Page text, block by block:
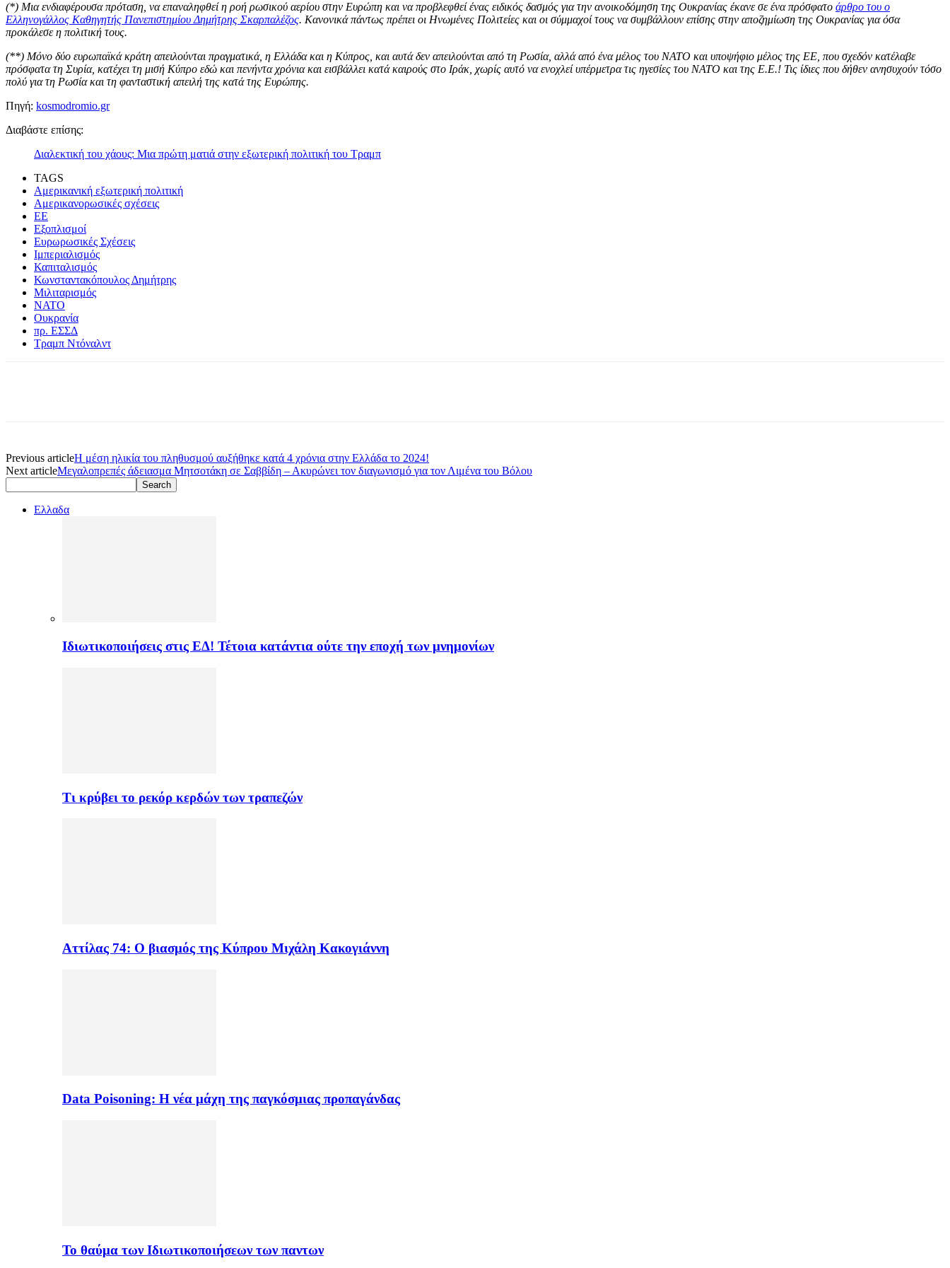
(*) Μια ενδιαφέρουσα πρόταση, να επαναληφθεί η ροή ρωσικού αερίου στην Ευρώπη και να προβλεφθεί ένας ειδικός δασμός για την ανοικοδόμηση της Ουκρανίας έκανε σε ένα πρόσφατο άρθρο του ο
Ελληνογάλλος Καθηγητής Πανεπιστημίου Δημήτρης Σκαρπαλέζος. Κανονικά πάντως πρέπει οι Ηνωμένες Πολιτείες και οι σύμμαχοί τους να συμβάλλουν επίσης στην αποζημίωση της Ουκρανίας για όσα
προκάλεσε η πολιτική τους.
(**) Μόνο δύο ευρωπαϊκά κράτη απειλούνται πραγματικά, η Ελλάδα και η Κύπρος, και αυτά δεν απειλούνται από τη Ρωσία, αλλά από ένα μέλος του ΝΑΤΟ και υποψήφιο μέλος της ΕΕ, που σχεδόν κατέλαβε
πρόσφατα τη Συρία, κατέχει τη μισή Κύπρο εδώ και πενήντα χρόνια και εισβάλλει κατά καιρούς στο Ιράκ, χωρίς αυτό να ενοχλεί υπέρμετρα τις ηγεσίες του ΝΑΤΟ και της Ε.Ε.! Τις ίδιες που δήθεν ανησυχούν τόσο
πολύ για τη Ρωσία και τη φανταστική απειλή της κατά της Ευρώπης.
Πηγή: kosmodromio.gr
Διαβάστε επίσης:
Διαλεκτική του χάους: Μια πρώτη ματιά στην εξωτερική πολιτική του Τραμπ
TAGS
Αμερικανική εξωτερική πολιτική
Αμερικανορωσικές σχέσεις
ΕΕ
Εξοπλισμοί
Ευρωρωσικές Σχέσεις
Ιμπεριαλισμός
Καπιταλισμός
Κωνσταντακόπουλος Δημήτρης
Μιλιταρισμός
ΝΑΤΟ
Ουκρανία
πρ. ΕΣΣΔ
Τραμπ Ντόναλντ
Previous articleΗ μέση ηλικία του πληθυσμού αυξήθηκε κατά 4 χρόνια στην Ελλάδα το 2024!
Next articleΜεγαλοπρεπές άδειασμα Μητσοτάκη σε Σαββίδη – Ακυρώνει τον διαγωνισμό για τον Λιμένα του Βόλου
Ελλαδα
Ιδιωτικοποιήσεις στις ΕΔ! Τέτοια κατάντια ούτε την εποχή των μνημονίων
Τι κρύβει το ρεκόρ κερδών των τραπεζών
Αττίλας 74: Ο βιασμός της Κύπρου Μιχάλη Κακογιάννη
Data Poisoning: Η νέα μάχη της παγκόσμιας προπαγάνδας
Το θαύμα των Ιδιωτικοποιήσεων των παντων